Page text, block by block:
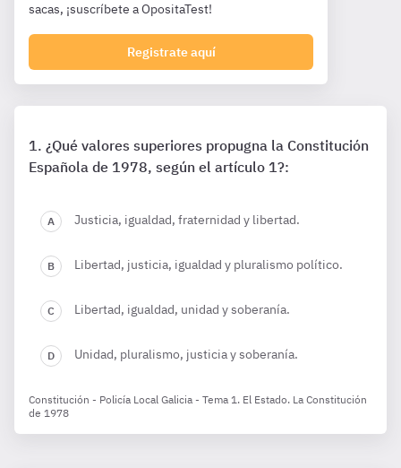
sacas, ¡suscríbete a OpositaTest!
Registrate aquí
¿Qué valores superiores propugna la Constitución
Española de 1978, según el artículo 1?:
Justicia, igualdad, fraternidad y libertad.
Libertad, justicia, igualdad y pluralismo político.
Libertad, igualdad, unidad y soberanía.
Unidad, pluralismo, justicia y soberanía.
Constitución - Policía Local Galicia - Tema 1. El Estado. La Constitución
de 1978